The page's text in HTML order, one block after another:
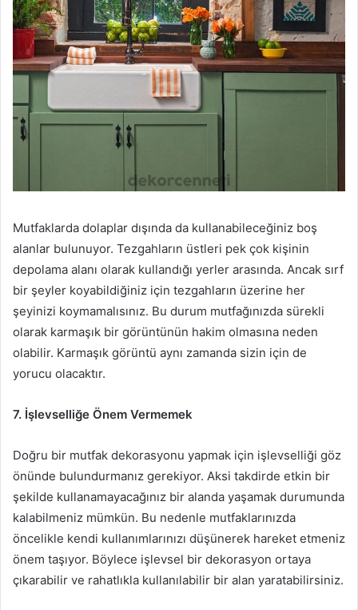
Mutfaklarda dolaplar dışında da kullanabileceğiniz boş
alanlar bulunuyor. Tezgahların üstleri pek çok kişinin
depolama alanı olarak kullandığı yerler arasında. Ancak sırf
bir şeyler koyabildiğiniz için tezgahların üzerine her
şeyinizi koymamalısınız. Bu durum mutfağınızda sürekli
olarak karmaşık bir görüntünün hakim olmasına neden
olabilir. Karmaşık görüntü aynı zamanda sizin için de
yorucu olacaktır.
7. İşlevselliğe Önem Vermemek
Doğru bir mutfak dekorasyonu yapmak için işlevselliği göz
önünde bulundurmanız gerekiyor. Aksi takdirde etkin bir
şekilde kullanamayacağınız bir alanda yaşamak durumunda
kalabilmeniz mümkün. Bu nedenle mutfaklarınızda
öncelikle kendi kullanımlarınızı düşünerek hareket etmeniz
önem taşıyor. Böylece işlevsel bir dekorasyon ortaya
çıkarabilir ve rahatlıkla kullanılabilir bir alan yaratabilirsiniz.